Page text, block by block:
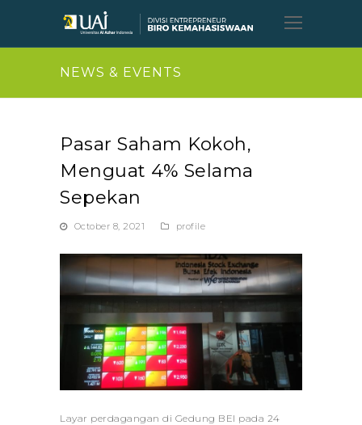
Open
Mobile
NEWS & EVENTS
Pasar Saham Kokoh,
Menguat 4% Selama
Sepekan
October 8, 2021 profile
Layar perdagangan di Gedung BEI pada 24